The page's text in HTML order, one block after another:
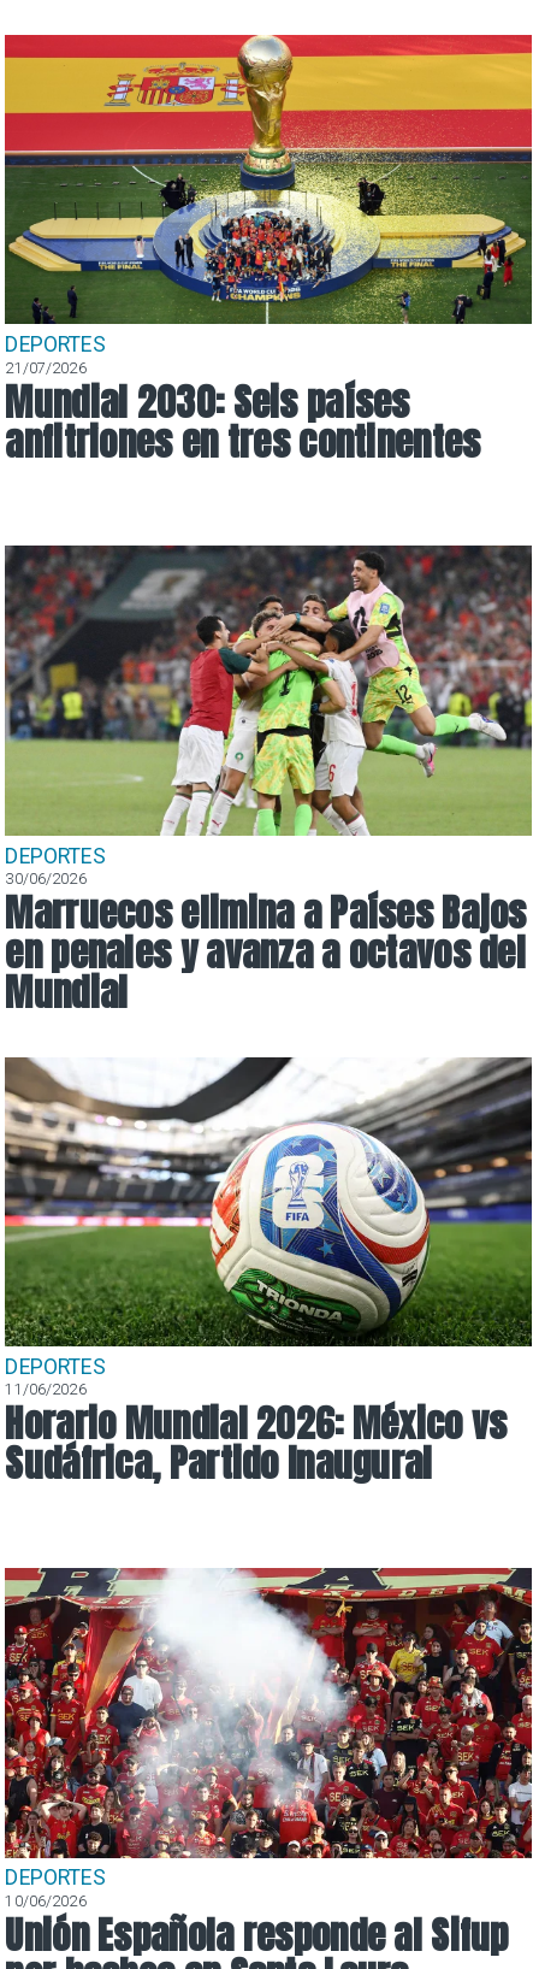
DEPORTES
21/07/2026
Mundial 2030: Seis países
anfitriones en tres continentes
DEPORTES
30/06/2026
Marruecos elimina a Países Bajos
en penales y avanza a octavos del
Mundial
DEPORTES
11/06/2026
Horario Mundial 2026: México vs
Sudáfrica, Partido Inaugural
DEPORTES
10/06/2026
Unión Española responde al Sifup